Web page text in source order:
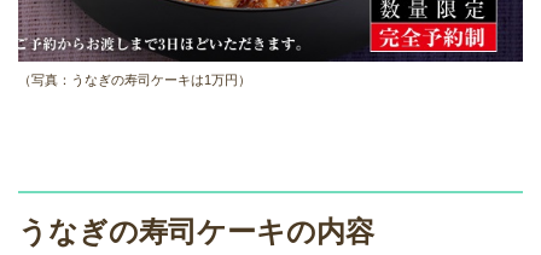
（写真：うなぎの寿司ケーキは1万円）
うなぎの寿司ケーキの内容